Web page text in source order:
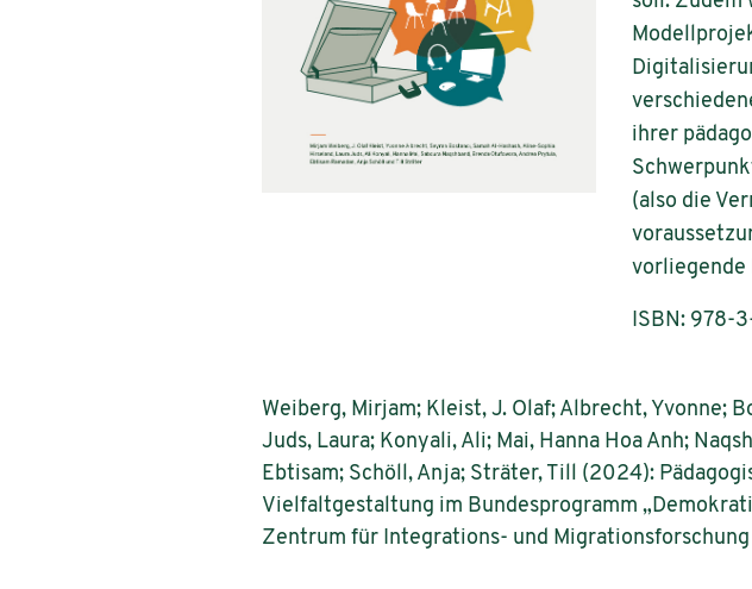
ihrer
(also die
vorliegende
ISBN: 978-
Weiberg, Mirjam; Kleist, J. Olaf; Albrecht, Yvonne;
Juds, Laura; Konyali, Ali; Mai, Hanna Hoa Anh;
Ebtisam; Schöll, Anja; Sträter, Till (2024):
Vielfaltgestaltung im Bundesprogramm
Zentrum für Integrations- und Migrationsforschung